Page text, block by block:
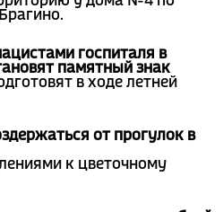
госпиталя в
памятный знак
в ходе летней
от прогулок в
к цветочному